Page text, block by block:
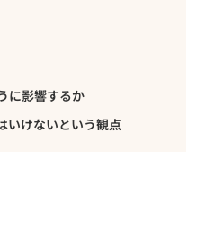
に影響するか
いけないという観点